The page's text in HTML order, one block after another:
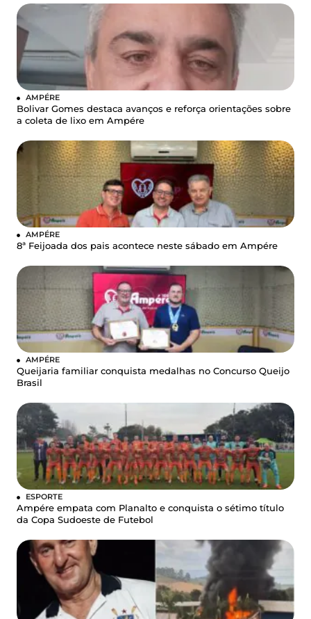
AMPÉRE
Bolivar Gomes destaca avanços e reforça orientações sobre
a coleta de lixo em Ampére
AMPÉRE
8ª Feijoada dos pais acontece neste sábado em Ampére
AMPÉRE
Queijaria familiar conquista medalhas no Concurso Queijo
Brasil
ESPORTE
Ampére empata com Planalto e conquista o sétimo título
da Copa Sudoeste de Futebol